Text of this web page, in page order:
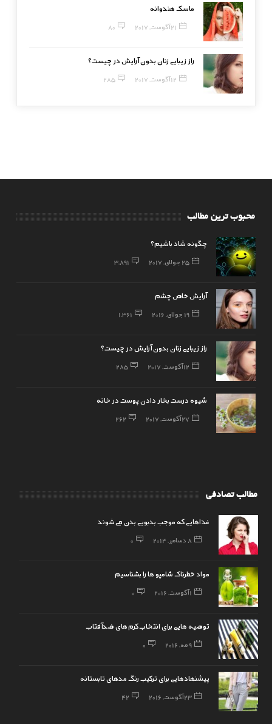
ماسک هندوانه
21 آگوست, 2017 80
راز زیبایی زنان بدون آرایش در چیست؟
12 آگوست, 2017 285
محبوب ترین مطالب
چگونه شاد باشیم؟
25 جولای, 2017 3,891
آرایش خاص چشم
19 جولای, 2016 1,361
راز زیبایی زنان بدون آرایش در چیست؟
12 آگوست, 2017 285
شیوه درست بخار دادن پوست در خانه
27 آگوست, 2017 262
مطالب تصادفی
غذاهایی که موجب بدبویی بدن می‌شوند
8 دسامبر, 2014 0
مواد خطرناک شامپو ها را بشناسیم
1 آگوست, 2016 0
توصیه هایی برای انتخاب کرم‌های ضدآفتاب
9 مه, 2016 0
پیشنهادهایی برای ترکیب رنگ مدهای تابستانه
23 آگوست, 2016 42